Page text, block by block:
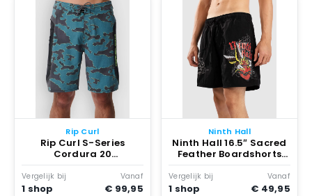
Rip Curl
Rip Curl S-Series
Cordura 20
Boardshorts Groen
Vergelijk bij
1 shop
Vanaf
€ 99,95
Ninth Hall
Ninth Hall 16.5″ Sacred
Feather Boardshorts
Multicolor
Vergelijk bij
1 shop
Vanaf
€ 49,95